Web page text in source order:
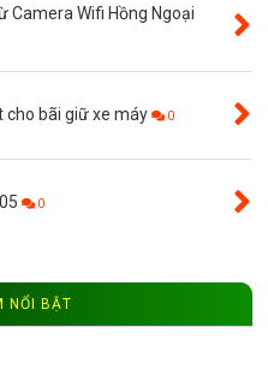
Camera Wifi Hồng Ngoại
cho bãi giữ xe máy 0
0
NỔI BẬT